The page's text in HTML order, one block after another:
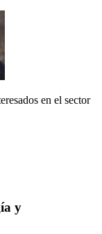
en el sector
y